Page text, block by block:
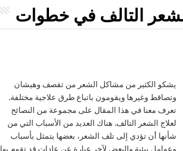
التالف في خطوات
يشكو الكثير من مشاكل الشعر من تقصف وهيشان
وتصاقط وغيرها ويقومون باتباع طرق علاجية مختلفة.
تعرف معنا في هذا المقال على مجموعة من النصائح
لعلاج الشعر التالف. هناك العديد من الأسباب التي من
شأنها أن تؤدي إلى تلف الشعر، بعضها يتمثل بأسباب
وعوامل بيئية والبعض لآخر عبارة عن عادات قد تقوم بها